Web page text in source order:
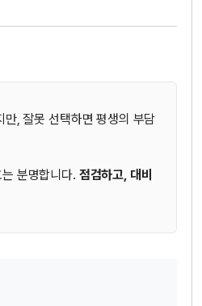
만, 잘못 선택하면 평생의 부담
분명합니다. 점검하고, 대비